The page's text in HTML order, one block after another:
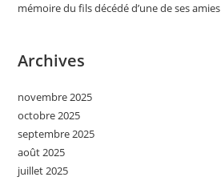
mémoire du fils décédé d’une de ses amies
Archives
novembre 2025
octobre 2025
septembre 2025
août 2025
juillet 2025